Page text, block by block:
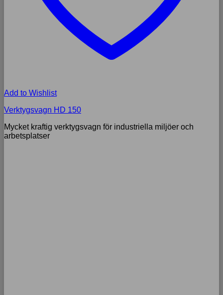
Add to Wishlist
Verktygsvagn HD 150
Mycket kraftig verktygsvagn för industriella miljöer och
arbetsplatser